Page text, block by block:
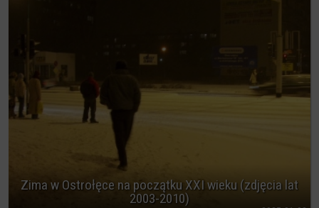
Zima w Ostrołęce na początku XXI wieku (zdjęcia lat
2003-2010)